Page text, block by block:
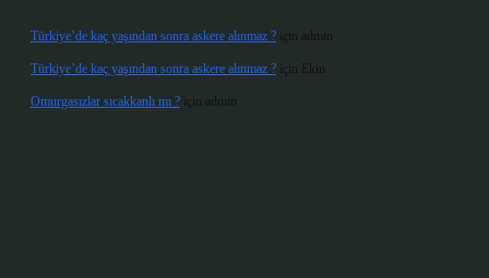
Türkiye’de kaç yaşından sonra askere alınmaz ? için admin
Türkiye’de kaç yaşından sonra askere alınmaz ? için Ekin
Omurgasızlar sıcakkanlı mı ? için admin